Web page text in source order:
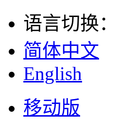
语言切换：
简体中文
English
移动版